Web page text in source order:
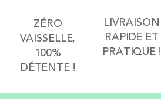
ZÉRO
VAISSELLE,
100%
DÉTENTE !
LIVRAISON
RAPIDE ET
PRATIQUE !